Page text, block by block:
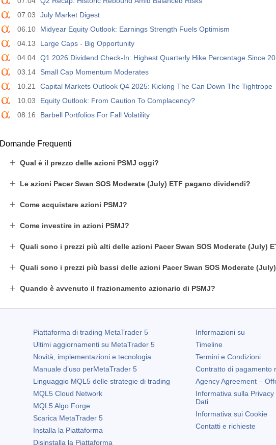
07.03
July Market Digest
06.10
Midyear Equity Outlook: Earnings Strength Fuels Optimism
04.13
Large Caps - Big Opportunity
04.04 Q1 2026 Dividend Check-In: Highest Quarterly Hike Percentage Since
03.14
Small Cap Momentum Moderates
10.21
Capital Markets Outlook Q4 2025: Kicking The Can Down The Tightrope
10.03
Equity Outlook: From Caution To Complacency?
08.16
Barbell Portfolios For Fall Volatility
Domande Frequenti
Qual è il prezzo delle azioni PSMJ oggi?
Le azioni Pacer Swan SOS Moderate (July) ETF pagano dividendi?
Come acquistare azioni PSMJ?
Come investire in azioni PSMJ?
Quali sono i prezzi più alti delle azioni Pacer Swan SOS Moderate (July)
Quali sono i prezzi più bassi delle azioni Pacer Swan SOS Moderate
Quando è avvenuto il frazionamento azionario di PSMJ?
Piattaforma di trading MetaTrader 5
Ultimi aggiornamenti su MetaTrader 5
Novità, implementazioni e tecnologia
Manuale d’uso perMetaTrader 5
Linguaggio MQL5 delle strategie di trading
MQL5 Cloud Network
MQL5 Algo Forge
Scarica MetaTrader 5
Installa la Piattaforma
Disinstalla la Piattaforma
Informazioni su
Timeline
Termini e Condizioni
Contratto di pagamento
Agency Agreement –
Informativa sulla
Dati
Informativa sui Cookie
Contatti e richieste